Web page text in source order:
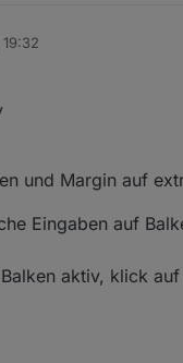
und Margin auf
Eingaben auf
aktiv, klick